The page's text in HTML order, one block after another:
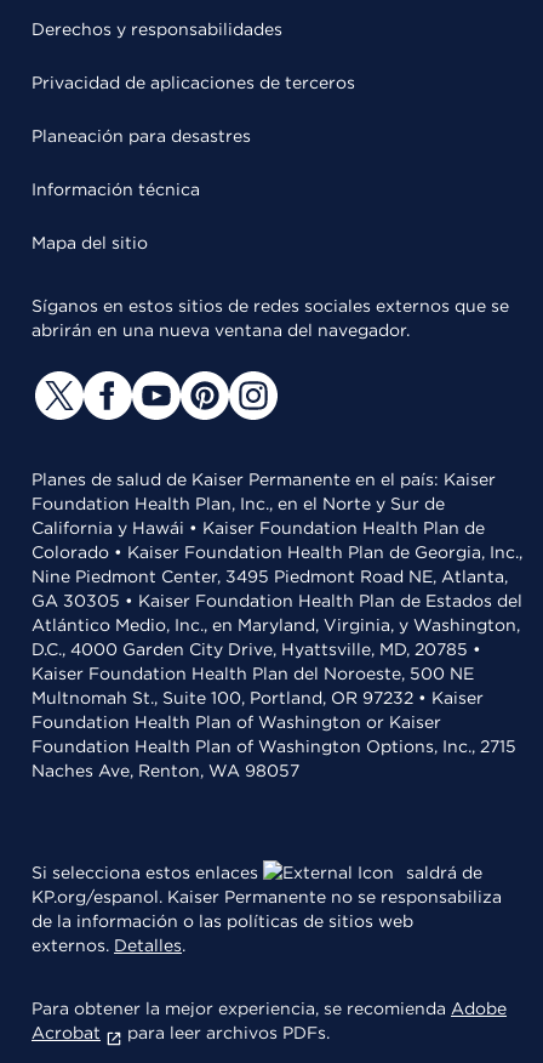
Derechos y responsabilidades
Privacidad de aplicaciones de terceros
Planeación para desastres
Información técnica
Mapa del sitio
Síganos en estos sitios de redes sociales externos que se
abrirán en una nueva ventana del navegador.
Planes de salud de Kaiser Permanente en el país: Kaiser
Foundation Health Plan, Inc., en el Norte y Sur de
California y Hawái • Kaiser Foundation Health Plan de
Colorado • Kaiser Foundation Health Plan de Georgia, Inc.,
Nine Piedmont Center, 3495 Piedmont Road NE, Atlanta,
GA 30305 • Kaiser Foundation Health Plan de Estados del
Atlántico Medio, Inc., en Maryland, Virginia, y Washington,
D.C., 4000 Garden City Drive, Hyattsville, MD, 20785 •
Kaiser Foundation Health Plan del Noroeste, 500 NE
Multnomah St., Suite 100, Portland, OR 97232 • Kaiser
Foundation Health Plan of Washington or Kaiser
Foundation Health Plan of Washington Options, Inc., 2715
Naches Ave, Renton, WA 98057
Si selecciona estos enlaces
saldrá de
KP.org/espanol. Kaiser Permanente no se responsabiliza
de la información o las políticas de sitios web
externos. Detalles.
Para obtener la mejor experiencia, se recomienda Adobe
Acrobat
para leer archivos PDFs.